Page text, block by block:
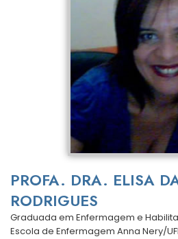
PROFA. DRA. ELISA
RODRIGUES
Graduada em Enfermagem e
Escola de Enfermagem Anna Nery/